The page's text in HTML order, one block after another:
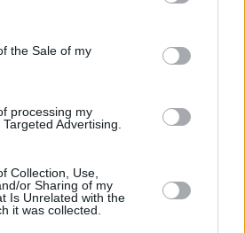
Google and its third-party tags to
specified purposes in below Google
the Sale of my
processing my
Advertising.
Collection, Use,
or Sharing of my
Is Unrelated with the
it was collected.
Κορυφής του ΝΑΤΟ
για επικείμενη επίσκεψη